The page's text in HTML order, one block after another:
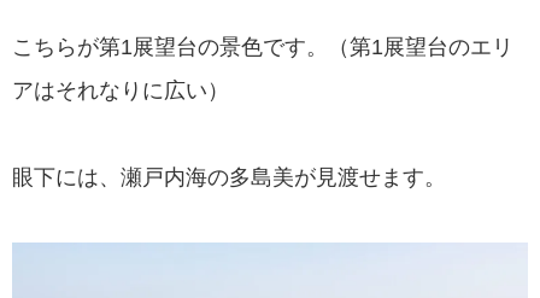
こちらが第1展望台の景色です。（第1展望台のエリ
アはそれなりに広い）
眼下には、瀬戸内海の多島美が見渡せます。